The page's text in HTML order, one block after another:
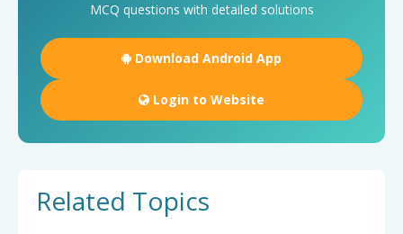
MCQ questions with detailed solutions
Download Android App
Login to Website
Related Topics